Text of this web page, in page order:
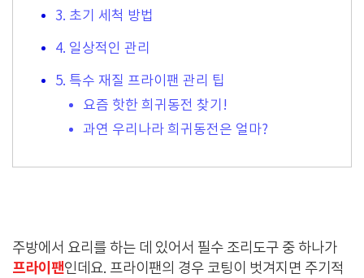
3. 초기 세척 방법
4. 일상적인 관리
5. 특수 재질 프라이팬 관리 팁
요즘 핫한 희귀동전 찾기!
과연 우리나라 희귀동전은 얼마?
주방에서 요리를 하는 데 있어서 필수 조리도구 중 하나가
프라이팬인데요. 프라이팬의 경우 코팅이 벗겨지면 주기적